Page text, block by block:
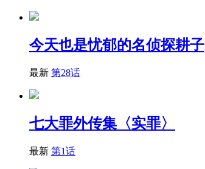
今天也是忧郁的名侦探耕子
最新 第28话
七大罪外传集〈实罪〉
最新 第1话